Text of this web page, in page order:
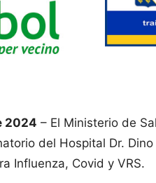
2024 – El Ministerio de
del Hospital Dr.
Influenza, Covid y VRS.